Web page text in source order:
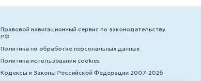
Правовой навигационный сервис по законодательству
РФ
Политика по обработке персональных данных
Политика использования cookies
Кодексы и Законы Российской Федерации 2007-2026